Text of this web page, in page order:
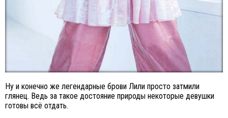
Ну и конечно же легендарные брови Лили просто затмили
глянец. Ведь за такое достояние природы некоторые девушки
готовы всё отдать.